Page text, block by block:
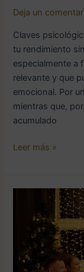
Deja un
Claves
tu rendimiento
especialmente a
relevante y que
emocional. Por
mientras que,
acumulado
Leer más »
Relaciones
familia
fiestas: